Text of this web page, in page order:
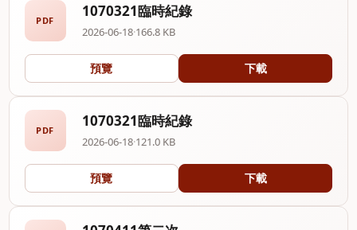
PDF
1070321臨時紀錄
2026-06-18·166.8 KB
預覽 下載
PDF
1070321臨時紀錄
2026-06-18·121.0 KB
預覽 下載